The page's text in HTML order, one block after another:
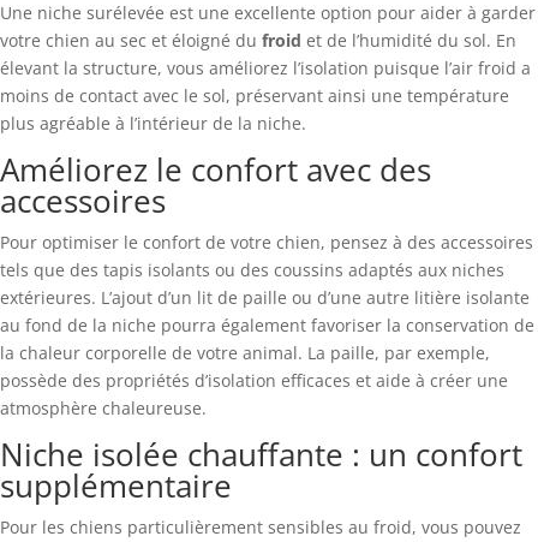
Une niche surélevée est une excellente option pour aider à garder
votre chien au sec et éloigné du froid et de l’humidité du sol. En
élevant la structure, vous améliorez l’isolation puisque l’air froid a
moins de contact avec le sol, préservant ainsi une température
plus agréable à l’intérieur de la niche.
Améliorez le confort avec des
accessoires
Pour optimiser le confort de votre chien, pensez à des accessoires
tels que des tapis isolants ou des coussins adaptés aux niches
extérieures. L’ajout d’un lit de paille ou d’une autre litière isolante
au fond de la niche pourra également favoriser la conservation de
la chaleur corporelle de votre animal. La paille, par exemple,
possède des propriétés d’isolation efficaces et aide à créer une
atmosphère chaleureuse.
Niche isolée chauffante : un confort
supplémentaire
Pour les chiens particulièrement sensibles au froid, vous pouvez